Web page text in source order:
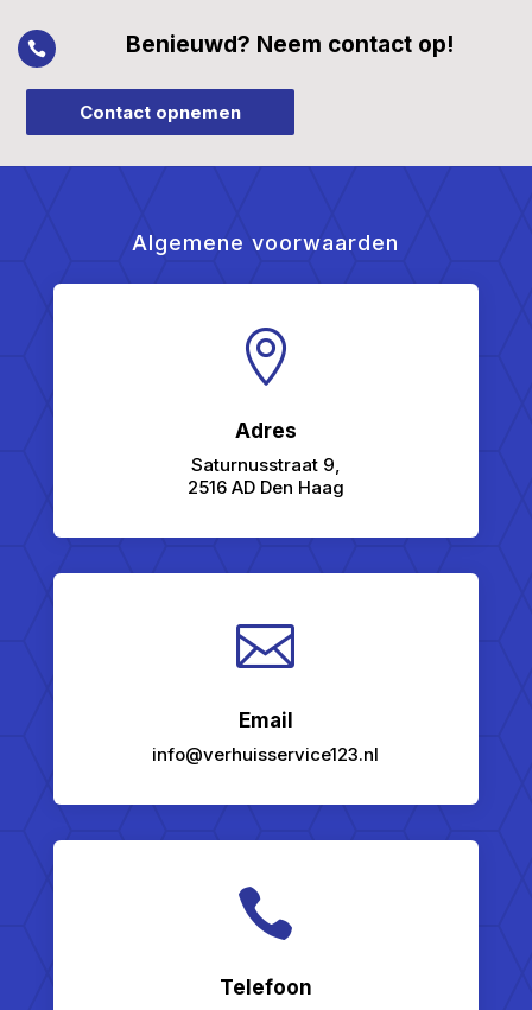
 Benieuwd? Neem contact op!
Contact opnemen
Algemene voorwaarden

Adres
Saturnusstraat 9,
2516 AD Den Haag

Email
info@verhuisservice123.nl

Telefoon